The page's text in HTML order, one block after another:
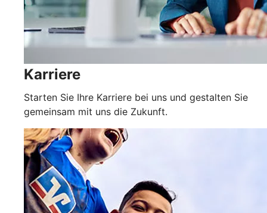
Karriere
Starten Sie Ihre Karriere bei uns und gestalten Sie
gemeinsam mit uns die Zukunft.